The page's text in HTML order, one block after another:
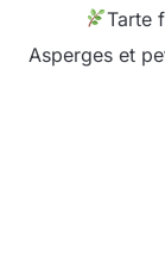
Tarte
Asperges et